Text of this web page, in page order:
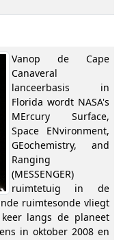
Vanop de Cape
Canaveral
lanceerbasis in
Florida wordt NASA's
MErcury Surface,
Space ENvironment,
GEochemistry, and
Ranging
(MESSENGER)
ruimtetuig in de
ruimtesonde vliegt
langs de planeet
in oktober 2008 en